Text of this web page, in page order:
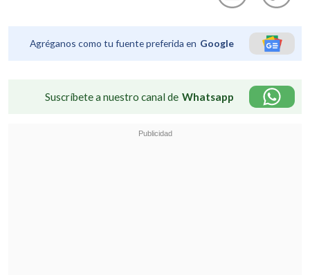
Agréganos como tu fuente preferida en Google
Suscríbete a nuestro canal de Whatsapp